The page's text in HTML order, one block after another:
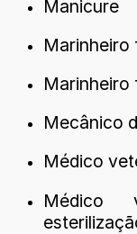
Manicure
Marinheiro
Marinheiro
Mecânico
Médico
Médico